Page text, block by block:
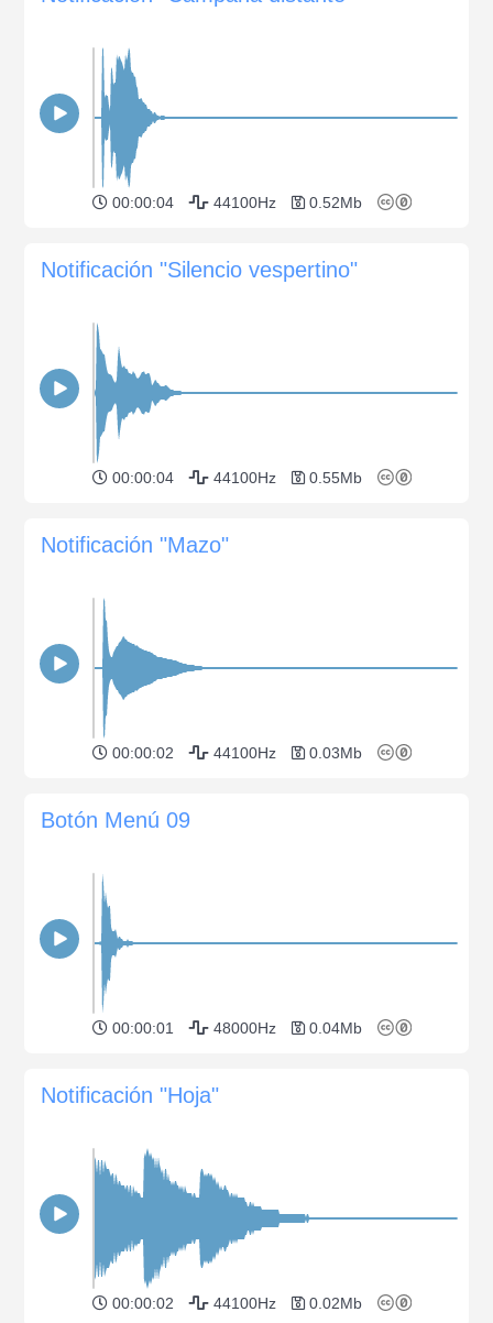
00:00:04 44100Hz 0.52Mb
Notificación "Silencio vespertino"
00:00:04 44100Hz 0.55Mb
Notificación "Mazo"
00:00:02 44100Hz 0.03Mb
Botón Menú 09
00:00:01 48000Hz 0.04Mb
Notificación "Hoja"
00:00:02 44100Hz 0.02Mb